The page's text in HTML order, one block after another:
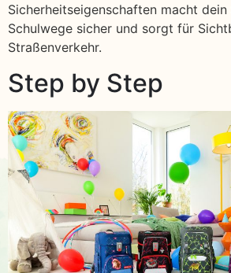
Sicherheitseigenschaften macht
Schulwege sicher und sorgt für
Straßenverkehr.
Step by Step